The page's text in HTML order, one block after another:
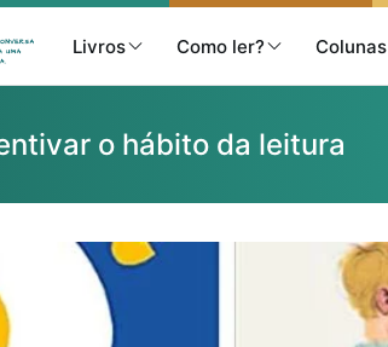
Livros Como ler? Colunas
o hábito da leitura